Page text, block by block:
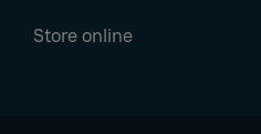
Store online